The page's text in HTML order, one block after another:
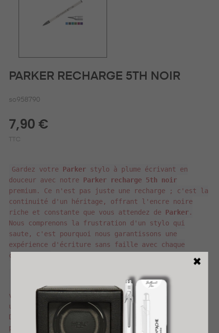
PARKER RECHARGE 5TH NOIR
so958790
7,90 €
TTC
Gardez votre Parker stylo à plume écrivant en
douceur avec notre Parker recharge 5th noir
premium. Ce n'est pas juste une recharge ; c'est la
continuité d'un héritage, offrant l'encre noire
riche et constante que vous attendez de Parker.
Nous comprenons la frustration d'un stylo qui
saute, c'est pourquoi nous garantissons une
expérience d'écriture sans faille avec chaque
cartouche.
Conçue pour une installation sans effort dans
votre modèleParkerpréféré, cette recharge assure
une performance durable et prévient les fuites.
Découvrez la différence que la qualité fait –
passez au
5th noir et redécouvrez le plaisir